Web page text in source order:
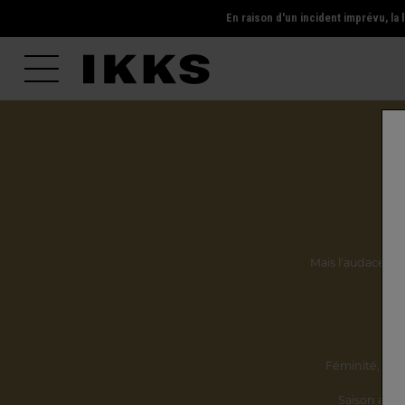
En raison d'un incident imprévu,
Mais l'audace, la
Féminité,
Saison